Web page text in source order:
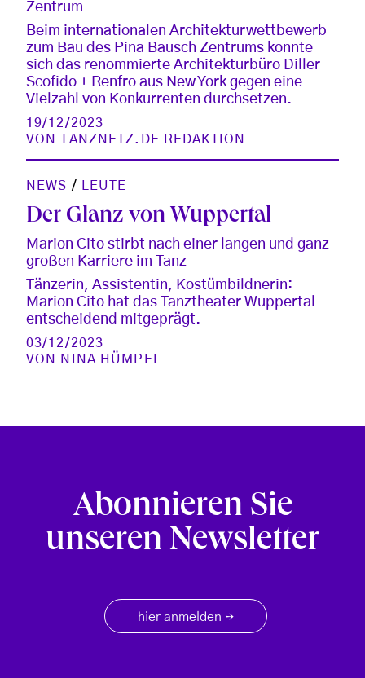
Zentrum
Beim internationalen Architekturwettbewerb
zum Bau des Pina Bausch Zentrums konnte
sich das renommierte Architekturbüro Diller
Scofido + Renfro aus New York gegen eine
Vielzahl von Konkurrenten durchsetzen.
19/12/2023
VON
TANZNETZ.DE REDAKTION
NEWS / LEUTE
Der Glanz von Wuppertal
Marion Cito stirbt nach einer langen und ganz
großen Karriere im Tanz
Tänzerin, Assistentin, Kostümbildnerin:
Marion Cito hat das Tanztheater Wuppertal
entscheidend mitgeprägt.
03/12/2023
VON
NINA HÜMPEL
Abonnieren Sie
unseren Newsletter
hier anmelden →